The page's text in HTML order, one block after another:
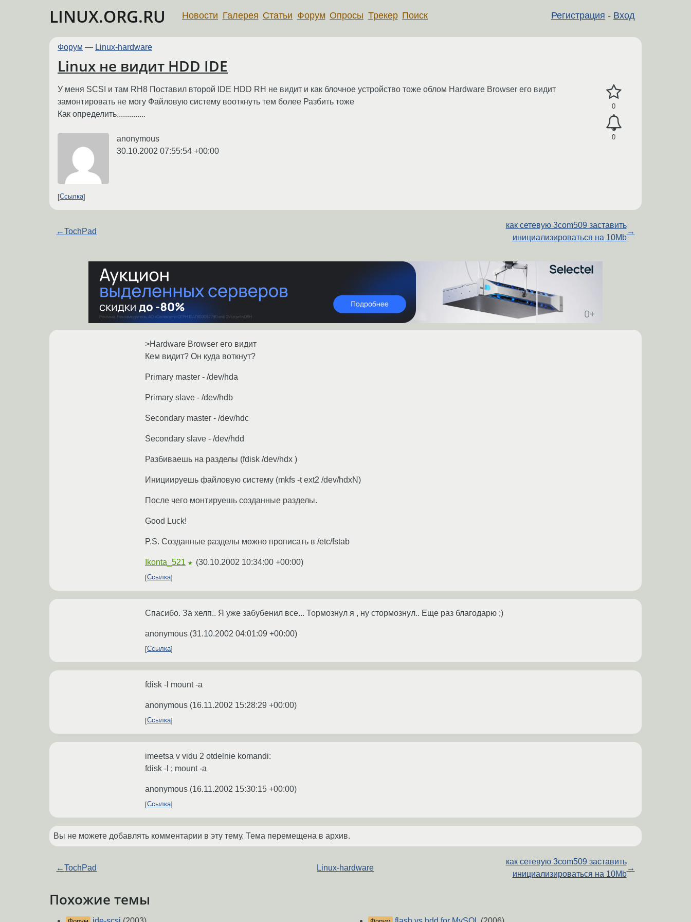
LINUX.ORG.RU Регистрация - Вход
Новости Галерея Статьи Форум Опросы Трекер Поиск
Форум — Linux-hardware
Linux не видит HDD IDE
0
0
У меня SCSI и там RH8 Поставил второй IDE HDD RH не видит и как блочное устройство тоже облом Hardware Browser его видит
замонтировать не могу Файловую систему вооткнуть тем более Разбить тоже
Как определить..............
anonymous
30.10.2002 07:55:54 +00:00
Ссылка
←TochPad
как сетевую 3com509 заставить
инициализироваться на 10Mb
→
>Hardware Browser его видит
Кем видит? Он куда воткнут?
Primary master - /dev/hda
Primary slave - /dev/hdb
Secondary master - /dev/hdc
Secondary slave - /dev/hdd
Разбиваешь на разделы (fdisk /dev/hdx )
Инициируешь файловую систему (mkfs -t ext2 /dev/hdxN)
После чего монтируешь созданные разделы.
Good Luck!
P.S. Созданные разделы можно прописать в /etc/fstab
Ikonta_521 ★ (30.10.2002 10:34:00 +00:00)
Ссылка
Спасибо. За хелп.. Я уже забубенил все... Тормознул я , ну стормознул.. Еще раз благодарю ;)
anonymous (31.10.2002 04:01:09 +00:00)
Ссылка
fdisk -l mount -a
anonymous (16.11.2002 15:28:29 +00:00)
Ссылка
imeetsa v vidu 2 otdelnie komandi:
fdisk -l ; mount -a
anonymous (16.11.2002 15:30:15 +00:00)
Ссылка
Вы не можете добавлять комментарии в эту тему. Тема перемещена в архив.
←TochPad Linux-hardware
как сетевую 3com509 заставить
инициализироваться на 10Mb
→
Похожие темы